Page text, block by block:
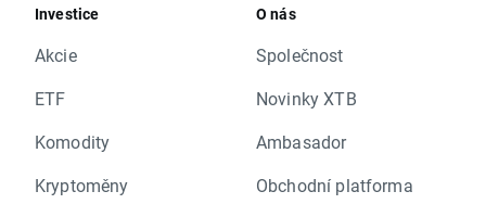
Investice
Akcie
ETF
Komodity
Kryptoměny
O nás
Společnost
Novinky XTB
Ambasador
Obchodní platforma